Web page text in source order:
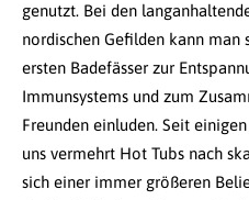
genutzt. Bei den
nordischen Gefilden kann man
ersten Badefässer zur
Immunsystems und zum
Freunden einluden. Seit
uns vermehrt Hot Tubs nach
sich einer immer größeren